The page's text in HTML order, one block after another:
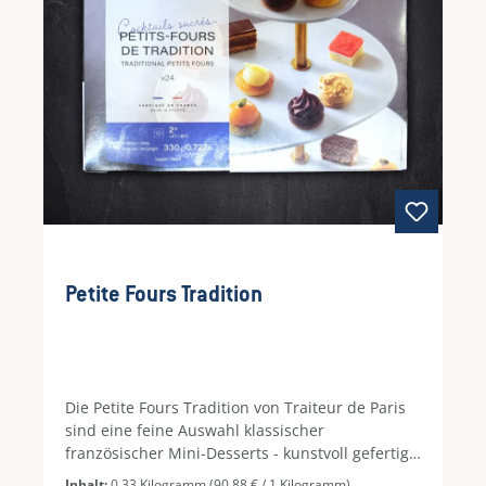
Kuvertüre Drops
Petite Fours Tradition
Die Petite Fours Tradition von Traiteur de Paris
sind eine feine Auswahl klassischer
französischer Mini-Desserts - kunstvoll gefertigt,
harmonisch abgestimmt und servierfertig. Ob